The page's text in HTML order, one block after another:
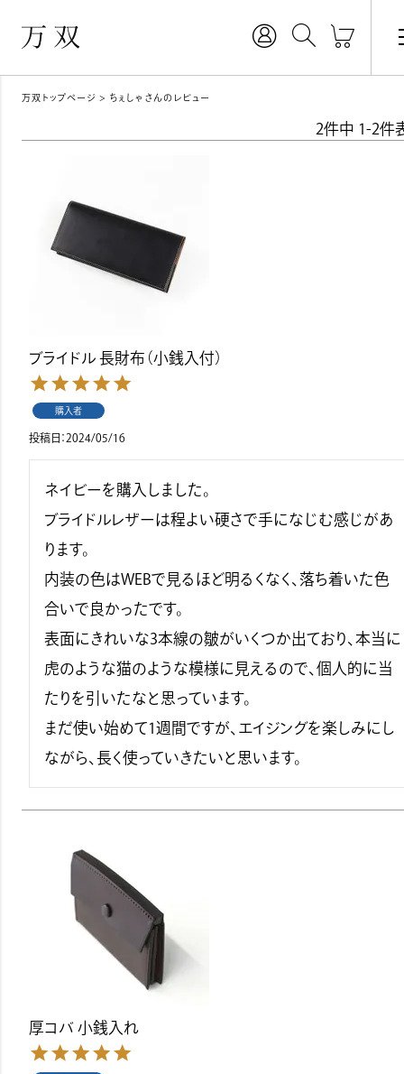
万双トップページ ちぇしゃさんのレビュー
2件中 1-2件
ブライドル 長財布（小銭入付）
購入者
投稿日 2024/05/16
ネイビーを購入しました。
ブライドルレザーは程よい硬さで手になじむ感じがあ
ります。
内装の色はWEBで見るほど明るくなく、落ち着いた色
合いで良かったです。
表面にきれいな3本線の皺がいくつか出ており、本当に
虎のような猫のような模様に見えるので、個人的に当
たりを引いたなと思っています。
まだ使い始めて1週間ですが、エイジングを楽しみにし
ながら、長く使っていきたいと思います。
厚コバ 小銭入れ